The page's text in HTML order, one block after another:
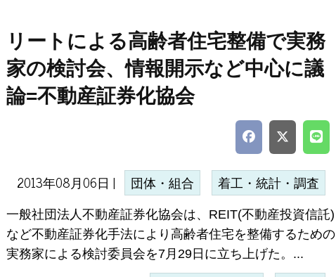
リートによる高齢者住宅整備で実務
家の検討会、情報開示など中心に議
論=不動産証券化協会
2013年08月06日 | 団体・組合 着工・統計・調査
一般社団法人不動産証券化協会は、REIT(不動産投資信託)
など不動産証券化手法により高齢者住宅を整備するための
実務家による検討委員会を7月29日に立ち上げた。...